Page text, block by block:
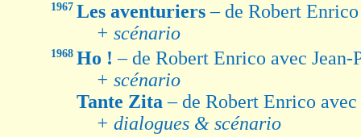
1967 Les aventuriers– de Robert
+ scénario
1968 Ho !– de Robert Enrico avec
+ scénario
Tante Zita– de Robert Enrico
+ dialogues & scénario